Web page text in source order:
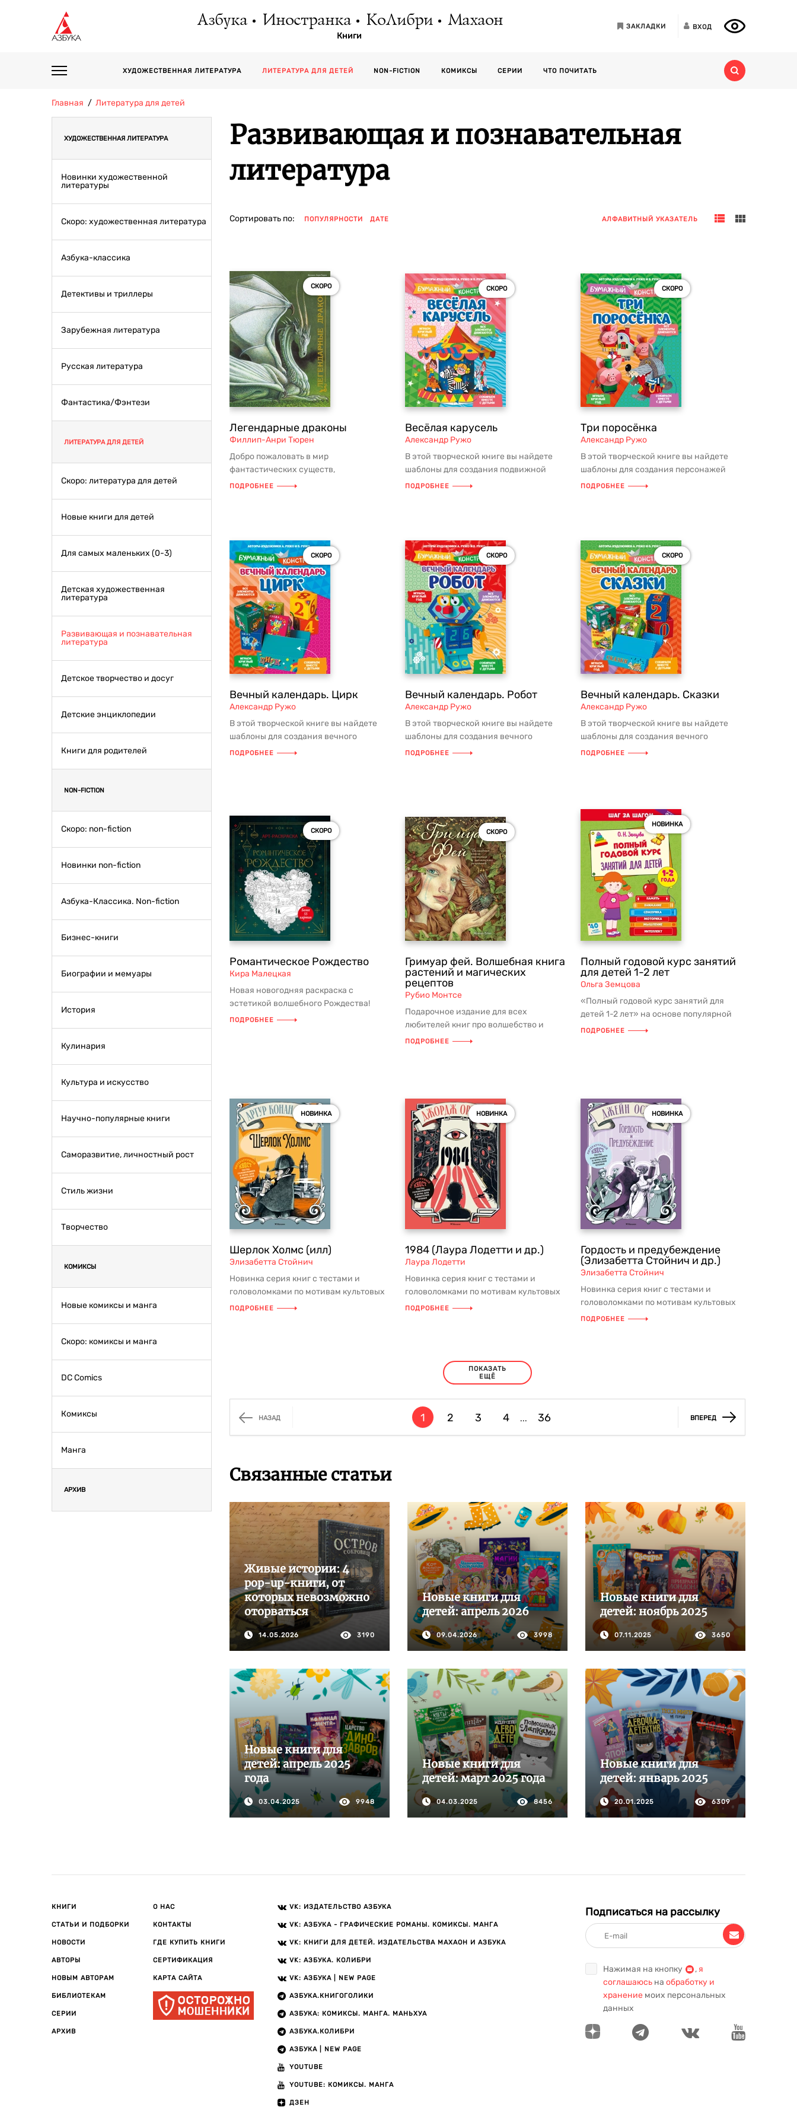
Азбука Иностранка КоЛибри Махаон
Книги
ЗАКЛАДКИ ВХОД
ХУДОЖЕСТВЕННАЯ ЛИТЕРАТУРА ЛИТЕРАТУРА ДЛЯ ДЕТЕЙ NON-FICTION КОМИКСЫ СЕРИИ ЧТО ПОЧИТАТЬ
Главная Литература для детей
ХУДОЖЕСТВЕННАЯ ЛИТЕРАТУРА
Новинки художественной
литературы
Скоро: художественная литература
Азбука-классика
Детективы и триллеры
Зарубежная литература
Русская литература
Фантастика/Фэнтези
ЛИТЕРАТУРА ДЛЯ ДЕТЕЙ
Скоро: литература для детей
Новые книги для детей
Для самых маленьких (0-3)
Детская художественная
литература
Развивающая и познавательная
литература
Детское творчество и досуг
Детские энциклопедии
Книги для родителей
NON-FICTION
Скоро: non-fiction
Новинки non-fiction
Азбука-Классика. Non-fiction
Бизнес-книги
Биографии и мемуары
История
Кулинария
Культура и искусство
Научно-популярные книги
Саморазвитие, личностный рост
Стиль жизни
Творчество
КОМИКСЫ
Новые комиксы и манга
Скоро: комиксы и манга
DC Comics
Комиксы
Манга
АРХИВ
Развивающая и познавательная
литература
Сортировать по: ПОПУЛЯРНОСТИ ДАТЕ АЛФАВИТНЫЙ УКАЗАТЕЛЬ
СКОРО
Легендарные драконы
Филлип-Анри Тюрен
Добро пожаловать в мир
фантастических существ,
величественных во всем — в
ПОДРОБНЕЕ
СКОРО
Весёлая карусель
Александр Ружо
В этой творческой книге вы найдете
шаблоны для создания подвижной
бумажной карусели. Всё, что нужно ...
ПОДРОБНЕЕ
СКОРО
Три поросёнка
Александр Ружо
В этой творческой книге вы найдете
шаблоны для создания персонажей
сказки «Три поросёнка». Соберите ...
ПОДРОБНЕЕ
СКОРО
Вечный календарь. Цирк
Александр Ружо
В этой творческой книге вы найдете
шаблоны для создания вечного
календаря из бумаги. Всё, что нужно ...
ПОДРОБНЕЕ
СКОРО
Вечный календарь. Робот
Александр Ружо
В этой творческой книге вы найдете
шаблоны для создания вечного
календаря из бумаги. Всё, что нужно ...
ПОДРОБНЕЕ
СКОРО
Вечный календарь. Сказки
Александр Ружо
В этой творческой книге вы найдете
шаблоны для создания вечного
календаря из бумаги. Всё, что нужно ...
ПОДРОБНЕЕ
СКОРО
Романтическое Рождество
Кира Малецкая
Новая новогодняя раскраска с
эстетикой волшебного Рождества!
Погрузитесь в атмосферу зимнего
ПОДРОБНЕЕ
СКОРО
Гримуар фей. Волшебная книга
растений и магических
рецептов
Рубио Монтсе
Подарочное издание для всех
любителей книг про волшебство и
фантастических существ! Магические
ПОДРОБНЕЕ
НОВИНКА
Полный годовой курс занятий
для детей 1-2 лет
Ольга Земцова
«Полный годовой курс занятий для
детей 1-2 лет» на основе популярной
методики Ольги Земцовой Первая...
ПОДРОБНЕЕ
НОВИНКА
Шерлок Холмс (илл)
Элизабетта Стойнич
Новинка серия книг с тестами и
головоломками по мотивам культовых
литературных произведений! Погру...
ПОДРОБНЕЕ
НОВИНКА
1984 (Лаура Лодетти и др.)
Лаура Лодетти
Новинка серия книг с тестами и
головоломками по мотивам культовых
литературных произведений! Погру...
ПОДРОБНЕЕ
НОВИНКА
Гордость и предубеждение
(Элизабетта Стойнич и др.)
Элизабетта Стойнич
Новинка серия книг с тестами и
головоломками по мотивам культовых
литературных произведений! Погру...
ПОДРОБНЕЕ
ПОКАЗАТЬ
ЕЩЁ
НАЗАД 1 2 3 4 ... 36 ВПЕРЕД
Связанные статьи
Живые истории: 4
pop-up-книги, от
которых невозможно
оторваться
14.05.2026 3190
Новые книги для
детей: апрель 2026
09.04.2026 3998
Новые книги для
детей: ноябрь 2025
07.11.2025 3650
Новые книги для
детей: апрель 2025
года
03.04.2025 9948
Новые книги для
детей: март 2025 года
04.03.2025 8456
Новые книги для
детей: январь 2025
20.01.2025 6309
КНИГИ
СТАТЬИ И ПОДБОРКИ
НОВОСТИ
АВТОРЫ
НОВЫМ АВТОРАМ
БИБЛИОТЕКАМ
СЕРИИ
АРХИВ
О НАС
КОНТАКТЫ
ГДЕ КУПИТЬ КНИГИ
СЕРТИФИКАЦИЯ
КАРТА САЙТА
VK: ИЗДАТЕЛЬСТВО АЗБУКА
VK: АЗБУКА - ГРАФИЧЕСКИЕ РОМАНЫ. КОМИКСЫ. МАНГА
VK: КНИГИ ДЛЯ ДЕТЕЙ. ИЗДАТЕЛЬСТВА МАХАОН И АЗБУКА
VK: АЗБУКА. КОЛИБРИ
VK: АЗБУКА | NEW PAGE
АЗБУКА.КНИГОГОЛИКИ
АЗБУКА: КОМИКСЫ. МАНГА. МАНЬХУА
АЗБУКА.КОЛИБРИ
АЗБУКА | NEW PAGE
YOUTUBE
YOUTUBE: КОМИКСЫ. МАНГА
ДЗЕН
Подписаться на рассылку
Нажимая на кнопку , я
соглашаюсь на обработку и
хранение моих персональных
данных